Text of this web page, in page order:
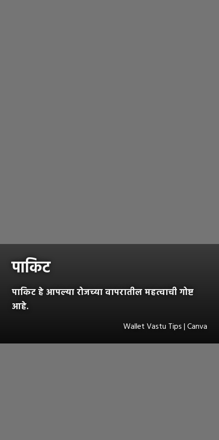
पाकिट
पाकिट हे आपल्या रोजच्या वापरातील महत्वाची गोष्ट
आहे.
Wallet Vastu Tips | Canva